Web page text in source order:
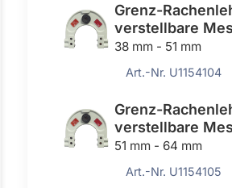
Grenz-
verstellbare
38 mm - 51 mm
Art.-Nr. U1154104
Grenz-
verstellbare
51 mm - 64 mm
Art.-Nr. U1154105